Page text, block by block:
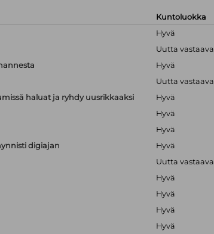
Kuntoluokka
Hyvä
Uutta vastaava
Hyvä
Uutta vastaava
haluat ja ryhdy uusrikkaaksi
Hyvä
Hyvä
Hyvä
digiajan
Hyvä
Uutta vastaava
Hyvä
Hyvä
Hyvä
Hyvä